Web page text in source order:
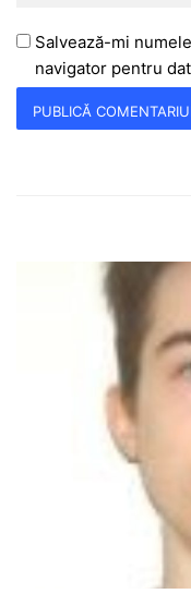
Salvează-mi
navigator pentru